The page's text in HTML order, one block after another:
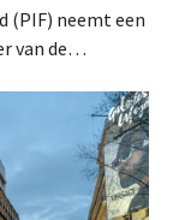
(PIF) neemt een
van de
willen